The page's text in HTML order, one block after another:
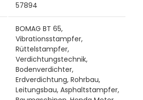
57894
BOMAG BT 65,
Vibrationsstampfer,
Rüttelstampfer,
Verdichtungstechnik,
Bodenverdichter,
Erdverdichtung, Rohrbau,
Leitungsbau, Asphaltstampfer,